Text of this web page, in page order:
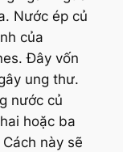
Nước ép củ
của
Đây vốn
ung thư.
nước củ
hoặc ba
này sẽ